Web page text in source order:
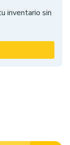
inventario sin